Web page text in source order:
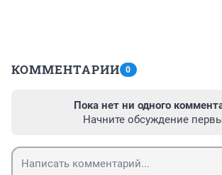
КОММЕНТАРИИ 0
Пока нет ни одного
Начните обсуждение